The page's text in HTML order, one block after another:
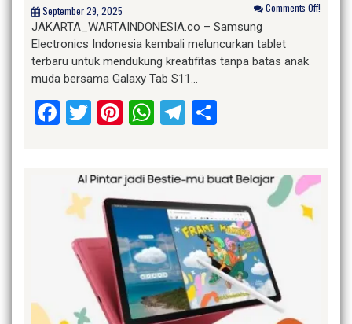
September 29, 2025 Comments Off!
JAKARTA_WARTAINDONESIA.co – Samsung
Electronics Indonesia kembali meluncurkan tablet
terbaru untuk mendukung kreatifitas tanpa batas anak
muda bersama Galaxy Tab S11…
Facebook
Twitter
Pinterest
WhatsApp
Telegram